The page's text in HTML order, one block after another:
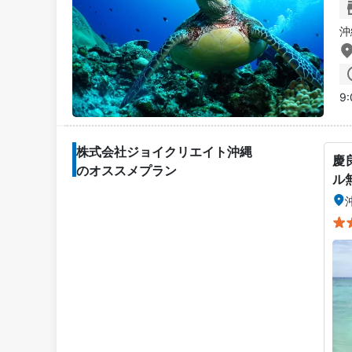
株式会社ジョイクリエイト沖縄
のオススメプラン
慶
ル